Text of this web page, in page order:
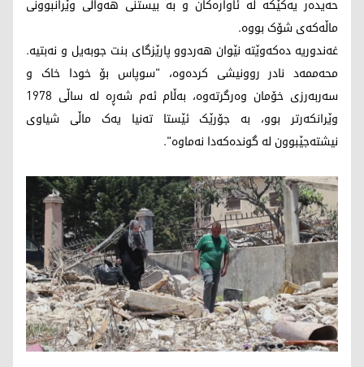
حەیدەر یەکێکە لە ئاوارەکان و بە بیستنی هەواڵی وێرانبوونی
ماڵەکەی شۆک بووە.
غەندوریە دەکەوێتە نێوان هەردوو پارێزگای بنت جوبەیل و نەبتیە.
محەممەد نادر روونیشی کردەوە، "سوپاس بۆ خودا خاک و
سەربەرزی خۆمان وەرگرتەوە، بەڵام ئەم شەڕە لە ساڵی 1978
وێرانکەرتر بوو، بە جۆرێک ئێستا تەنیا یەک ماڵی شیاوی
نیشتەجێبوون لە گوندەکەدا نەماوە".